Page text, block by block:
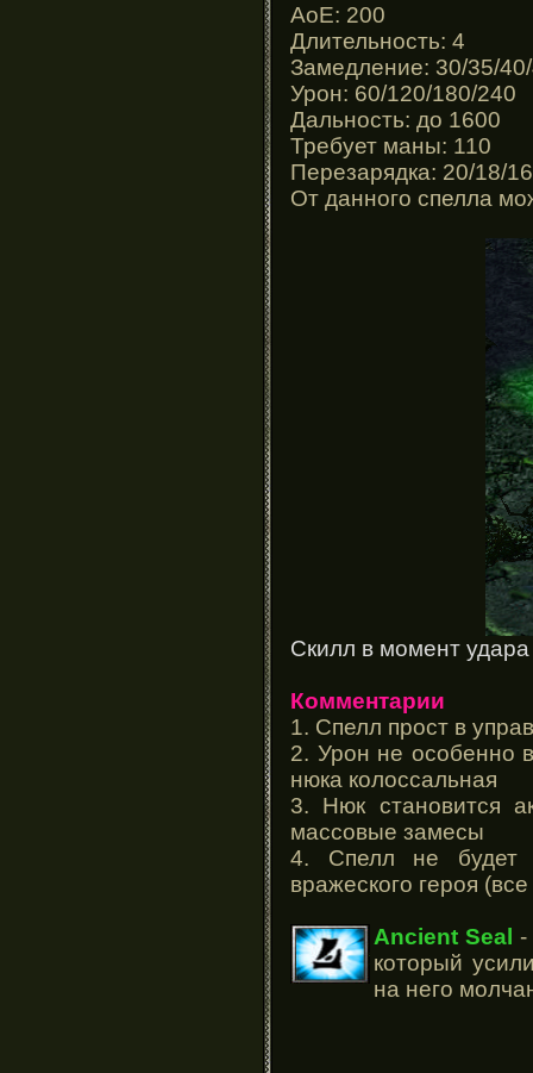
AoE: 200
Длительность: 4
Замедление: 30/35/
Урон: 60/120/180/240
Дальность: до 1600
Требует маны: 110
Перезарядка: 20/18/
От данного спелла
Скилл в момент
Комментарии
1. Спелл прост в
2. Урон не особенно
нюка колоссальная
3. Нюк становится
массовые замесы
4. Спелл не будет
вражеского героя
Ancient Seal -
который
на него